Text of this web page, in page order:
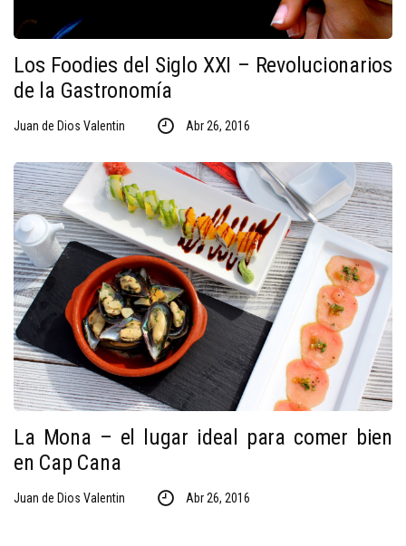
Los Foodies del Siglo XXI – Revolucionarios
de la Gastronomía
Juan de Dios Valentin Abr 26, 2016
La Mona – el lugar ideal para comer bien
en Cap Cana
Juan de Dios Valentin Abr 26, 2016